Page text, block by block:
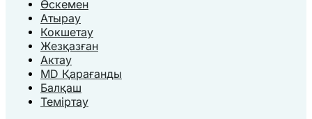
Өскемен
Атырау
Кокшетау
Жезқазған
Актау
MD Қарағанды
Балқаш
Теміртау